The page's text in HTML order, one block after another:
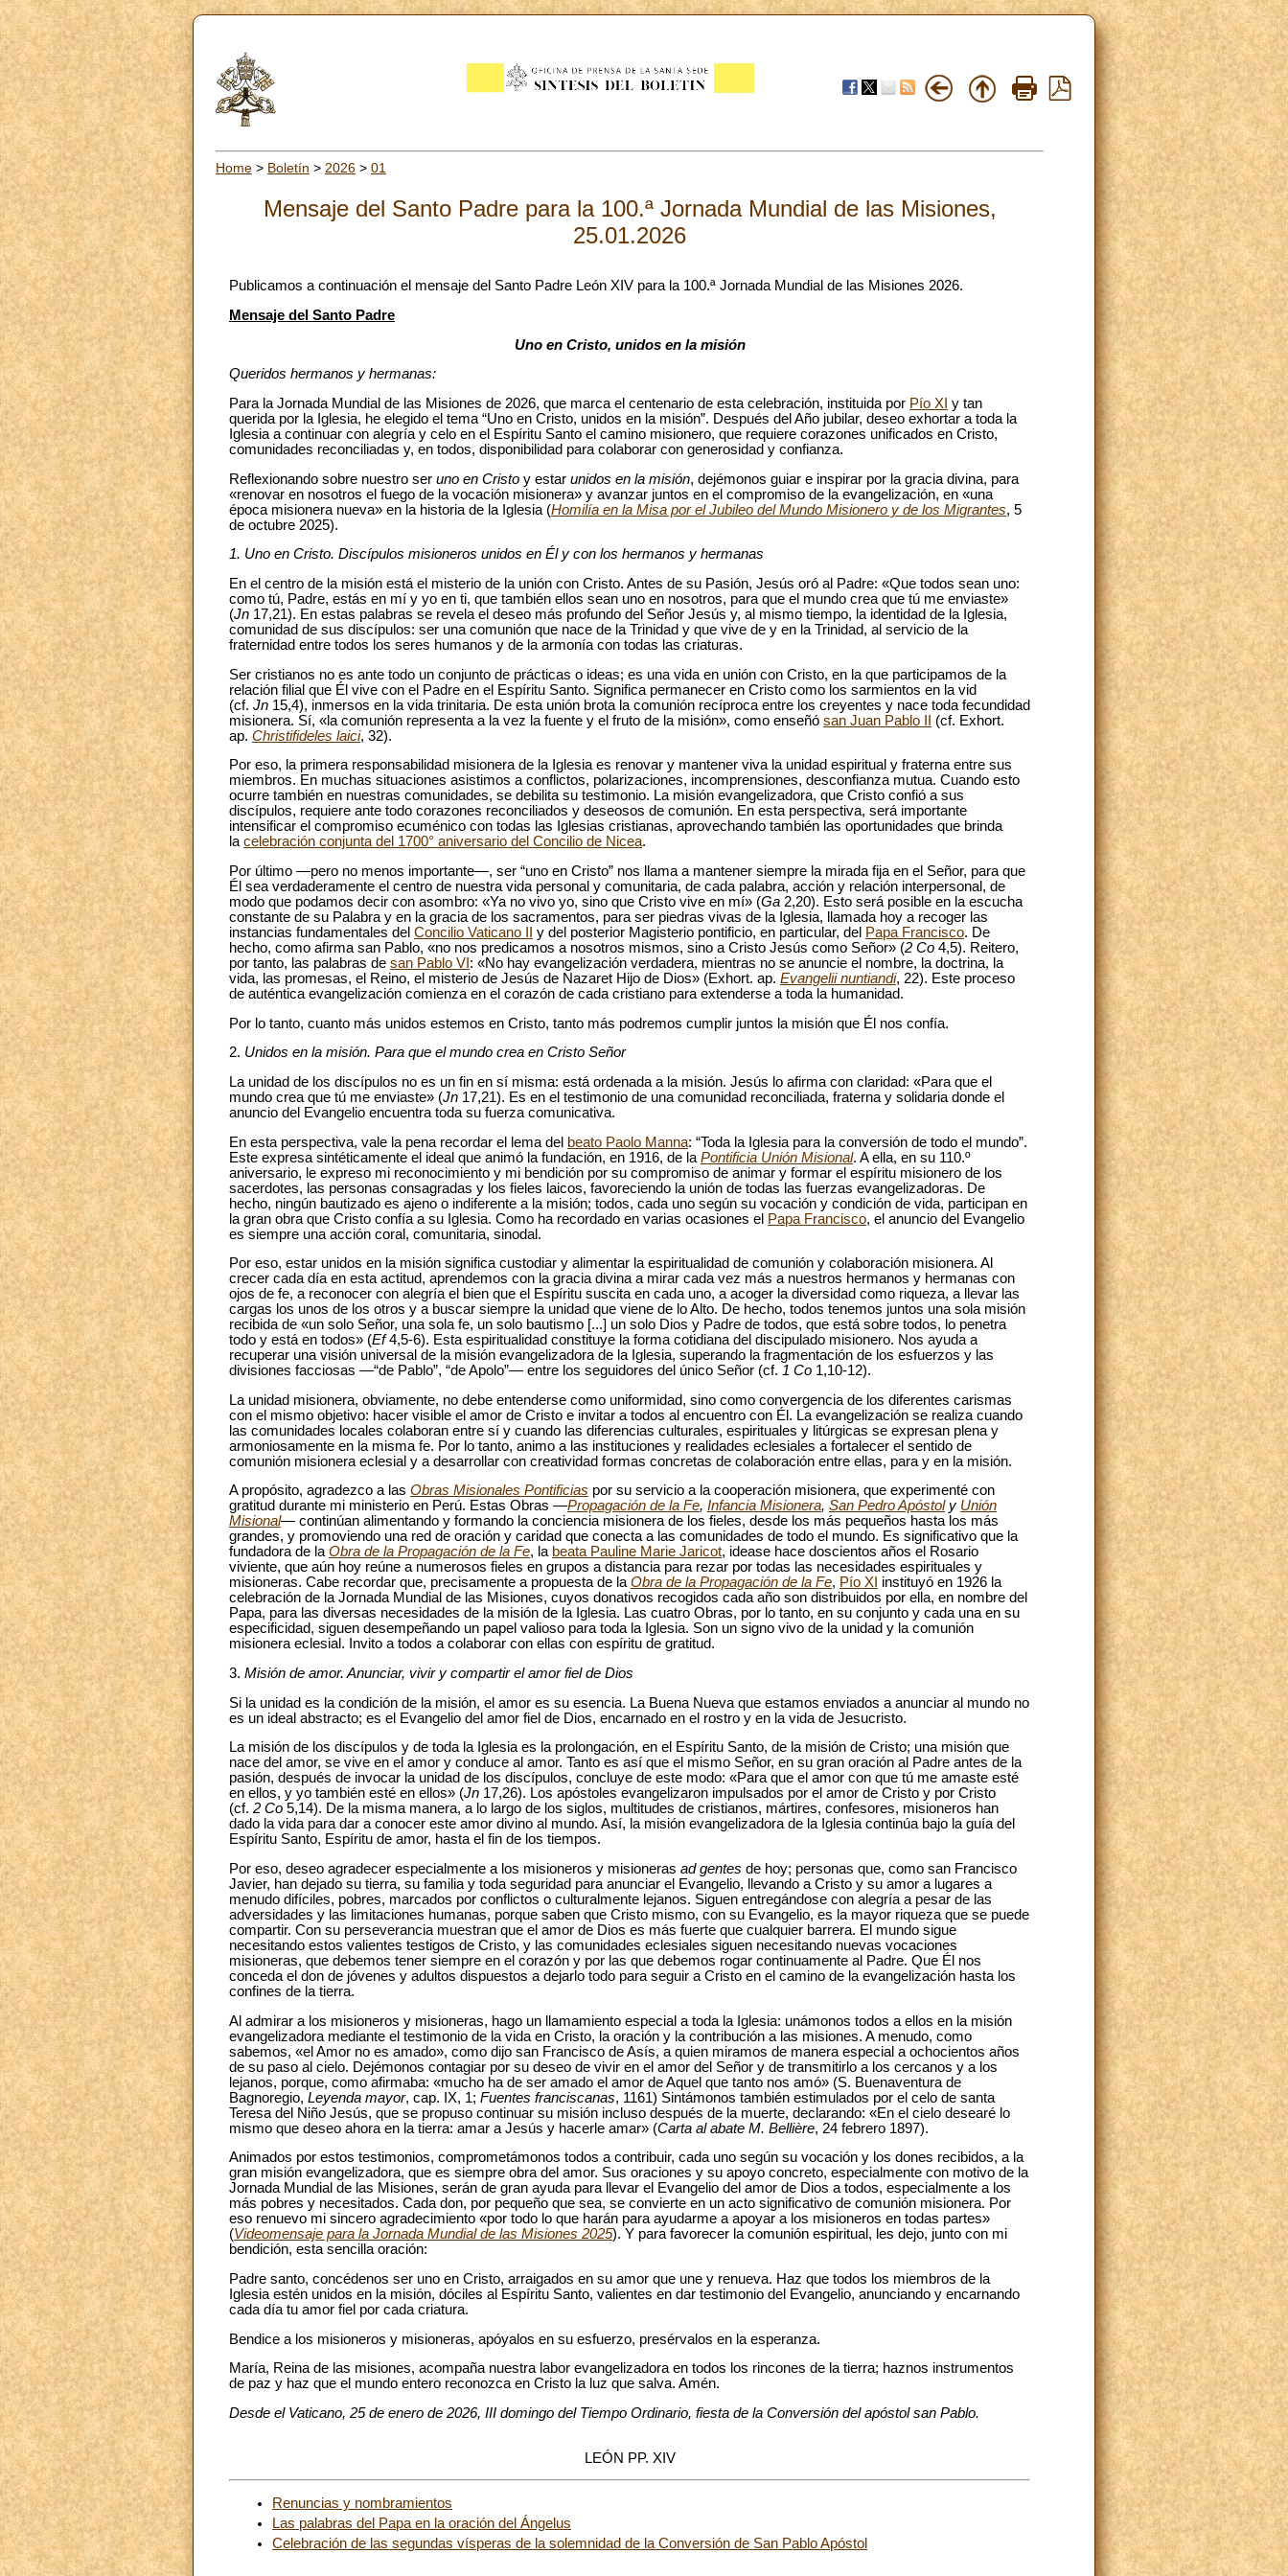
Home > Boletín > 2026 > 01
Mensaje del Santo Padre para la 100.ª Jornada Mundial de las Misiones,
25.01.2026
Publicamos a continuación el mensaje del Santo Padre León XIV para la 100.ª Jornada Mundial de las Misiones 2026.
Mensaje del Santo Padre
Uno en Cristo, unidos en la misión
Queridos hermanos y hermanas:
Para la Jornada Mundial de las Misiones de 2026, que marca el centenario de esta celebración, instituida por Pío XI y tan
querida por la Iglesia, he elegido el tema “Uno en Cristo, unidos en la misión”. Después del Año jubilar, deseo exhortar a toda la
Iglesia a continuar con alegría y celo en el Espíritu Santo el camino misionero, que requiere corazones unificados en Cristo,
comunidades reconciliadas y, en todos, disponibilidad para colaborar con generosidad y confianza.
Reflexionando sobre nuestro ser uno en Cristo y estar unidos en la misión, dejémonos guiar e inspirar por la gracia divina, para
«renovar en nosotros el fuego de la vocación misionera» y avanzar juntos en el compromiso de la evangelización, en «una
época misionera nueva» en la historia de la Iglesia (Homilía en la Misa por el Jubileo del Mundo Misionero y de los Migrantes, 5
de octubre 2025).
1. Uno en Cristo. Discípulos misioneros unidos en Él y con los hermanos y hermanas
En el centro de la misión está el misterio de la unión con Cristo. Antes de su Pasión, Jesús oró al Padre: «Que todos sean uno:
como tú, Padre, estás en mí y yo en ti, que también ellos sean uno en nosotros, para que el mundo crea que tú me enviaste»
(Jn 17,21). En estas palabras se revela el deseo más profundo del Señor Jesús y, al mismo tiempo, la identidad de la Iglesia,
comunidad de sus discípulos: ser una comunión que nace de la Trinidad y que vive de y en la Trinidad, al servicio de la
fraternidad entre todos los seres humanos y de la armonía con todas las criaturas.
Ser cristianos no es ante todo un conjunto de prácticas o ideas; es una vida en unión con Cristo, en la que participamos de la
relación filial que Él vive con el Padre en el Espíritu Santo. Significa permanecer en Cristo como los sarmientos en la vid
(cf. Jn 15,4), inmersos en la vida trinitaria. De esta unión brota la comunión recíproca entre los creyentes y nace toda fecundidad
misionera. Sí, «la comunión representa a la vez la fuente y el fruto de la misión», como enseñó san Juan Pablo II (cf. Exhort.
ap. Christifideles laici, 32).
Por eso, la primera responsabilidad misionera de la Iglesia es renovar y mantener viva la unidad espiritual y fraterna entre sus
miembros. En muchas situaciones asistimos a conflictos, polarizaciones, incomprensiones, desconfianza mutua. Cuando esto
ocurre también en nuestras comunidades, se debilita su testimonio. La misión evangelizadora, que Cristo confió a sus
discípulos, requiere ante todo corazones reconciliados y deseosos de comunión. En esta perspectiva, será importante
intensificar el compromiso ecuménico con todas las Iglesias cristianas, aprovechando también las oportunidades que brinda
lacelebración conjunta del 1700° aniversario del Concilio de Nicea.
Por último —pero no menos importante—, ser “uno en Cristo” nos llama a mantener siempre la mirada fija en el Señor, para que
Él sea verdaderamente el centro de nuestra vida personal y comunitaria, de cada palabra, acción y relación interpersonal, de
modo que podamos decir con asombro: «Ya no vivo yo, sino que Cristo vive en mí» (Ga 2,20). Esto será posible en la escucha
constante de su Palabra y en la gracia de los sacramentos, para ser piedras vivas de la Iglesia, llamada hoy a recoger las
instancias fundamentales del Concilio Vaticano II y del posterior Magisterio pontificio, en particular, del Papa Francisco. De
hecho, como afirma san Pablo, «no nos predicamos a nosotros mismos, sino a Cristo Jesús como Señor» (2 Co 4,5). Reitero,
por tanto, las palabras de san Pablo VI : «No hay evangelización verdadera, mientras no se anuncie el nombre, la doctrina, la
vida, las promesas, el Reino, el misterio de Jesús de Nazaret Hijo de Dios» (Exhort. ap. Evangelii nuntiandi, 22). Este proceso
de auténtica evangelización comienza en el corazón de cada cristiano para extenderse a toda la humanidad.
Por lo tanto, cuanto más unidos estemos en Cristo, tanto más podremos cumplir juntos la misión que Él nos confía.
2. Unidos en la misión. Para que el mundo crea en Cristo Señor
La unidad de los discípulos no es un fin en sí misma: está ordenada a la misión. Jesús lo afirma con claridad: «Para que el
mundo crea que tú me enviaste» (Jn 17,21). Es en el testimonio de una comunidad reconciliada, fraterna y solidaria donde el
anuncio del Evangelio encuentra toda su fuerza comunicativa.
En esta perspectiva, vale la pena recordar el lema del beato Paolo Manna: “Toda la Iglesia para la conversión de todo el mundo”.
Este expresa sintéticamente el ideal que animó la fundación, en 1916, de la Pontificia Unión Misional. A ella, en su 110.º
aniversario, le expreso mi reconocimiento y mi bendición por su compromiso de animar y formar el espíritu misionero de los
sacerdotes, las personas consagradas y los fieles laicos, favoreciendo la unión de todas las fuerzas evangelizadoras. De
hecho, ningún bautizado es ajeno o indiferente a la misión; todos, cada uno según su vocación y condición de vida, participan en
la gran obra que Cristo confía a su Iglesia. Como ha recordado en varias ocasiones el Papa Francisco, el anuncio del Evangelio
es siempre una acción coral, comunitaria, sinodal.
Por eso, estar unidos en la misión significa custodiar y alimentar la espiritualidad de comunión y colaboración misionera. Al
crecer cada día en esta actitud, aprendemos con la gracia divina a mirar cada vez más a nuestros hermanos y hermanas con
ojos de fe, a reconocer con alegría el bien que el Espíritu suscita en cada uno, a acoger la diversidad como riqueza, a llevar las
cargas los unos de los otros y a buscar siempre la unidad que viene de lo Alto. De hecho, todos tenemos juntos una sola misión
recibida de «un solo Señor, una sola fe, un solo bautismo [...] un solo Dios y Padre de todos, que está sobre todos, lo penetra
todo y está en todos» (Ef4,5-6). Esta espiritualidad constituye la forma cotidiana del discipulado misionero. Nos ayuda a
recuperar una visión universal de la misión evangelizadora de la Iglesia, superando la fragmentación de los esfuerzos y las
divisiones facciosas —“de Pablo”, “de Apolo”— entre los seguidores del único Señor (cf. 1 Co 1,10-12).
La unidad misionera, obviamente, no debe entenderse como uniformidad, sino como convergencia de los diferentes carismas
con el mismo objetivo: hacer visible el amor de Cristo e invitar a todos al encuentro con Él. La evangelización se realiza cuando
las comunidades locales colaboran entre sí y cuando las diferencias culturales, espirituales y litúrgicas se expresan plena y
armoniosamente en la misma fe. Por lo tanto, animo a las instituciones y realidades eclesiales a fortalecer el sentido de
comunión misionera eclesial y a desarrollar con creatividad formas concretas de colaboración entre ellas, para y en la misión.
A propósito, agradezco a las Obras Misionales Pontificias por su servicio a la cooperación misionera, que experimenté con
gratitud durante mi ministerio en Perú. Estas Obras —Propagación de la Fe, Infancia Misionera, San Pedro Apóstoly Unión
Misional— continúan alimentando y formando la conciencia misionera de los fieles, desde los más pequeños hasta los más
grandes, y promoviendo una red de oración y caridad que conecta a las comunidades de todo el mundo. Es significativo que la
fundadora de laObra de la Propagación de la Fe, la beata Pauline Marie Jaricot, idease hace doscientos años el Rosario
viviente, que aún hoy reúne a numerosos fieles en grupos a distancia para rezar por todas las necesidades espirituales y
misioneras. Cabe recordar que, precisamente a propuesta de laObra de la Propagación de la Fe, Pío XI instituyó en 1926 la
celebración de la Jornada Mundial de las Misiones, cuyos donativos recogidos cada año son distribuidos por ella, en nombre del
Papa, para las diversas necesidades de la misión de la Iglesia. Las cuatro Obras, por lo tanto, en su conjunto y cada una en su
especificidad, siguen desempeñando un papel valioso para toda la Iglesia. Son un signo vivo de la unidad y la comunión
misionera eclesial. Invito a todos a colaborar con ellas con espíritu de gratitud.
3. Misión de amor. Anunciar, vivir y compartir el amor fiel de Dios
Si la unidad es la condición de la misión, el amor es su esencia. La Buena Nueva que estamos enviados a anunciar al mundo no
es un ideal abstracto; es el Evangelio del amor fiel de Dios, encarnado en el rostro y en la vida de Jesucristo.
La misión de los discípulos y de toda la Iglesia es la prolongación, en el Espíritu Santo, de la misión de Cristo; una misión que
nace del amor, se vive en el amor y conduce al amor. Tanto es así que el mismo Señor, en su gran oración al Padre antes de la
pasión, después de invocar la unidad de los discípulos, concluye de este modo: «Para que el amor con que tú me amaste esté
en ellos, y yo también esté en ellos» (Jn 17,26). Los apóstoles evangelizaron impulsados por el amor de Cristo y por Cristo
(cf. 2 Co 5,14). De la misma manera, a lo largo de los siglos, multitudes de cristianos, mártires, confesores, misioneros han
dado la vida para dar a conocer este amor divino al mundo. Así, la misión evangelizadora de la Iglesia continúa bajo la guía del
Espíritu Santo, Espíritu de amor, hasta el fin de los tiempos.
Por eso, deseo agradecer especialmente a los misioneros y misioneras ad gentes de hoy; personas que, como san Francisco
Javier, han dejado su tierra, su familia y toda seguridad para anunciar el Evangelio, llevando a Cristo y su amor a lugares a
menudo difíciles, pobres, marcados por conflictos o culturalmente lejanos. Siguen entregándose con alegría a pesar de las
adversidades y las limitaciones humanas, porque saben que Cristo mismo, con su Evangelio, es la mayor riqueza que se puede
compartir. Con su perseverancia muestran que el amor de Dios es más fuerte que cualquier barrera. El mundo sigue
necesitando estos valientes testigos de Cristo, y las comunidades eclesiales siguen necesitando nuevas vocaciones
misioneras, que debemos tener siempre en el corazón y por las que debemos rogar continuamente al Padre. Que Él nos
conceda el don de jóvenes y adultos dispuestos a dejarlo todo para seguir a Cristo en el camino de la evangelización hasta los
confines de la tierra.
Al admirar a los misioneros y misioneras, hago un llamamiento especial a toda la Iglesia: unámonos todos a ellos en la misión
evangelizadora mediante el testimonio de la vida en Cristo, la oración y la contribución a las misiones. A menudo, como
sabemos, «el Amor no es amado», como dijo san Francisco de Asís, a quien miramos de manera especial a ochocientos años
de su paso al cielo. Dejémonos contagiar por su deseo de vivir en el amor del Señor y de transmitirlo a los cercanos y a los
lejanos, porque, como afirmaba: «mucho ha de ser amado el amor de Aquel que tanto nos amó» (S. Buenaventura de
Bagnoregio, Leyenda mayor, cap. IX, 1; Fuentes franciscanas, 1161) Sintámonos también estimulados por el celo de santa
Teresa del Niño Jesús, que se propuso continuar su misión incluso después de la muerte, declarando: «En el cielo desearé lo
mismo que deseo ahora en la tierra: amar a Jesús y hacerle amar» (Carta al abate M. Bellière, 24 febrero 1897).
Animados por estos testimonios, comprometámonos todos a contribuir, cada uno según su vocación y los dones recibidos, a la
gran misión evangelizadora, que es siempre obra del amor. Sus oraciones y su apoyo concreto, especialmente con motivo de la
Jornada Mundial de las Misiones, serán de gran ayuda para llevar el Evangelio del amor de Dios a todos, especialmente a los
más pobres y necesitados. Cada don, por pequeño que sea, se convierte en un acto significativo de comunión misionera. Por
eso renuevo mi sincero agradecimiento «por todo lo que harán para ayudarme a apoyar a los misioneros en todas partes»
(Videomensaje para la Jornada Mundial de las Misiones 2025). Y para favorecer la comunión espiritual, les dejo, junto con mi
bendición, esta sencilla oración:
Padre santo, concédenos ser uno en Cristo, arraigados en su amor que une y renueva. Haz que todos los miembros de la
Iglesia estén unidos en la misión, dóciles al Espíritu Santo, valientes en dar testimonio del Evangelio, anunciando y encarnando
cada día tu amor fiel por cada criatura.
Bendice a los misioneros y misioneras, apóyalos en su esfuerzo, presérvalos en la esperanza.
María, Reina de las misiones, acompaña nuestra labor evangelizadora en todos los rincones de la tierra; haznos instrumentos
de paz y haz que el mundo entero reconozca en Cristo la luz que salva. Amén.
Desde el Vaticano, 25 de enero de 2026, III domingo del Tiempo Ordinario, fiesta de la Conversión del apóstol san Pablo.
LEÓN PP. XIV
Renuncias y nombramientos
Las palabras del Papa en la oración del Ángelus
Celebración de las segundas vísperas de la solemnidad de la Conversión de San Pablo Apóstol